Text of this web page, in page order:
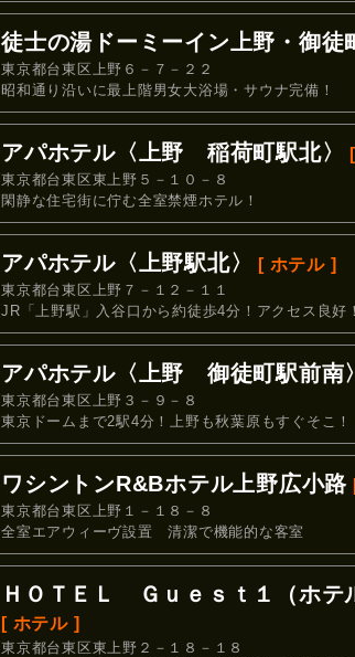
徒士の湯ドーミーイン上野・御徒
東京都台東区上野６－７－２２
昭和通り沿いに最上階男女大浴場・サウナ完備！
アパホテル〈上野 稲荷町駅北〉
東京都台東区東上野５－１０－８
閑静な住宅街に佇む全室禁煙ホテル！
アパホテル〈上野駅北〉 [ ホテル ]
東京都台東区上野７－１２－１１
JR「上野駅」入谷口から約徒歩4分！アクセス良好
アパホテル〈上野 御徒町駅前南〉
東京都台東区上野３－９－８
東京ドームまで2駅4分！上野も秋葉原もすぐそこ！
ワシントンR&Bホテル上野広小路
東京都台東区上野１－１８－８
全室エアウィーヴ設置 清潔で機能的な客室
ＨＯＴＥＬ Ｇｕｅｓｔ１（ホ
[ ホテル ]
東京都台東区東上野２－１８－１８